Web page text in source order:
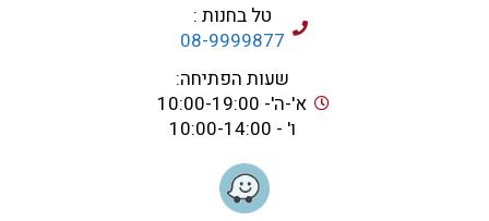
טל בחנות :
08-9999877
שעות הפתיחה:
א'-ה'- 10:00-19:00
ו' - 10:00-14:00